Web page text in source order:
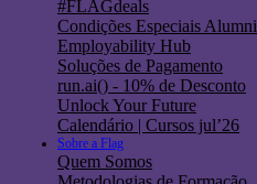
#FLAGdeals
Condições Especiais Alumni
Employability Hub
Soluções de Pagamento
run.ai() - 10% de Desconto
Unlock Your Future
Calendário | Cursos jul’26
Sobre a Flag
Quem Somos